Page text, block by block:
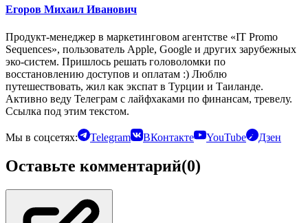
Егоров Михаил Иванович
Продукт-менеджер в маркетинговом агентстве «IT Promo
Sequences», пользователь Apple, Google и других зарубежных
эко-систем. Пришлось решать головоломки по
восстановлению доступов и оплатам :) Люблю
путешествовать, жил как экспат в Турции и Таиланде.
Активно веду Телеграм с лайфхаками по финансам, тревелу.
Ссылка под этим текстом.
Мы в соцсетях: Telegram ВКонтакте YouTube Дзен
Оставьте комментарий(0)